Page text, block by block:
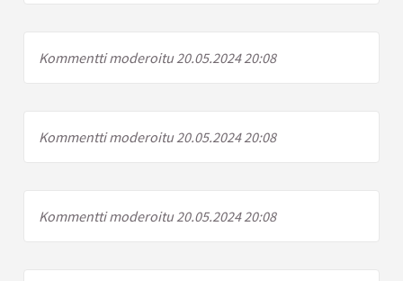
Kommentti moderoitu 20.05.2024 20:08
Kommentti moderoitu 20.05.2024 20:08
Kommentti moderoitu 20.05.2024 20:08